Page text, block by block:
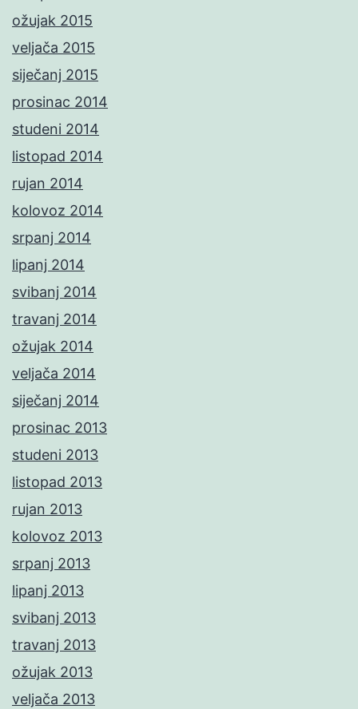
ožujak 2015
veljača 2015
siječanj 2015
prosinac 2014
studeni 2014
listopad 2014
rujan 2014
kolovoz 2014
srpanj 2014
lipanj 2014
svibanj 2014
travanj 2014
ožujak 2014
veljača 2014
siječanj 2014
prosinac 2013
studeni 2013
listopad 2013
rujan 2013
kolovoz 2013
srpanj 2013
lipanj 2013
svibanj 2013
travanj 2013
ožujak 2013
veljača 2013